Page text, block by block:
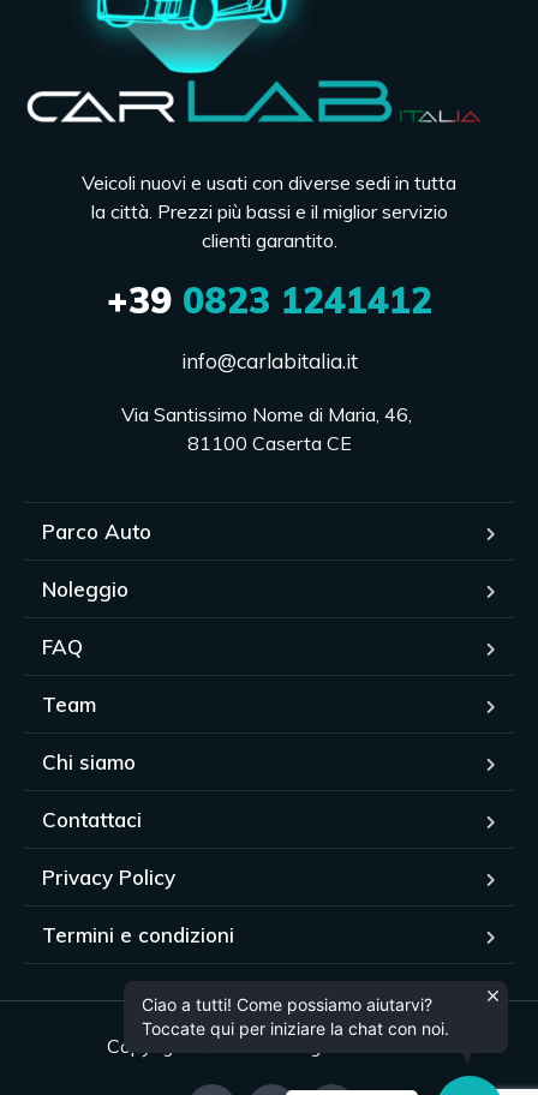
Veicoli nuovi e usati con diverse sedi in tutta
la città. Prezzi più bassi e il miglior servizio
clienti garantito.
+390823 1241412
info@carlabitalia.it
Via Santissimo Nome di Maria, 46,
81100 Caserta CE
Parco Auto
Noleggio
FAQ
Team
Chi siamo
Contattaci
Privacy Policy
Termini e condizioni
Copyright © 2024. All rights reserved.
Ciao a tutti! Come possiamo aiutarvi?
Toccate qui per iniziare la chat con noi.